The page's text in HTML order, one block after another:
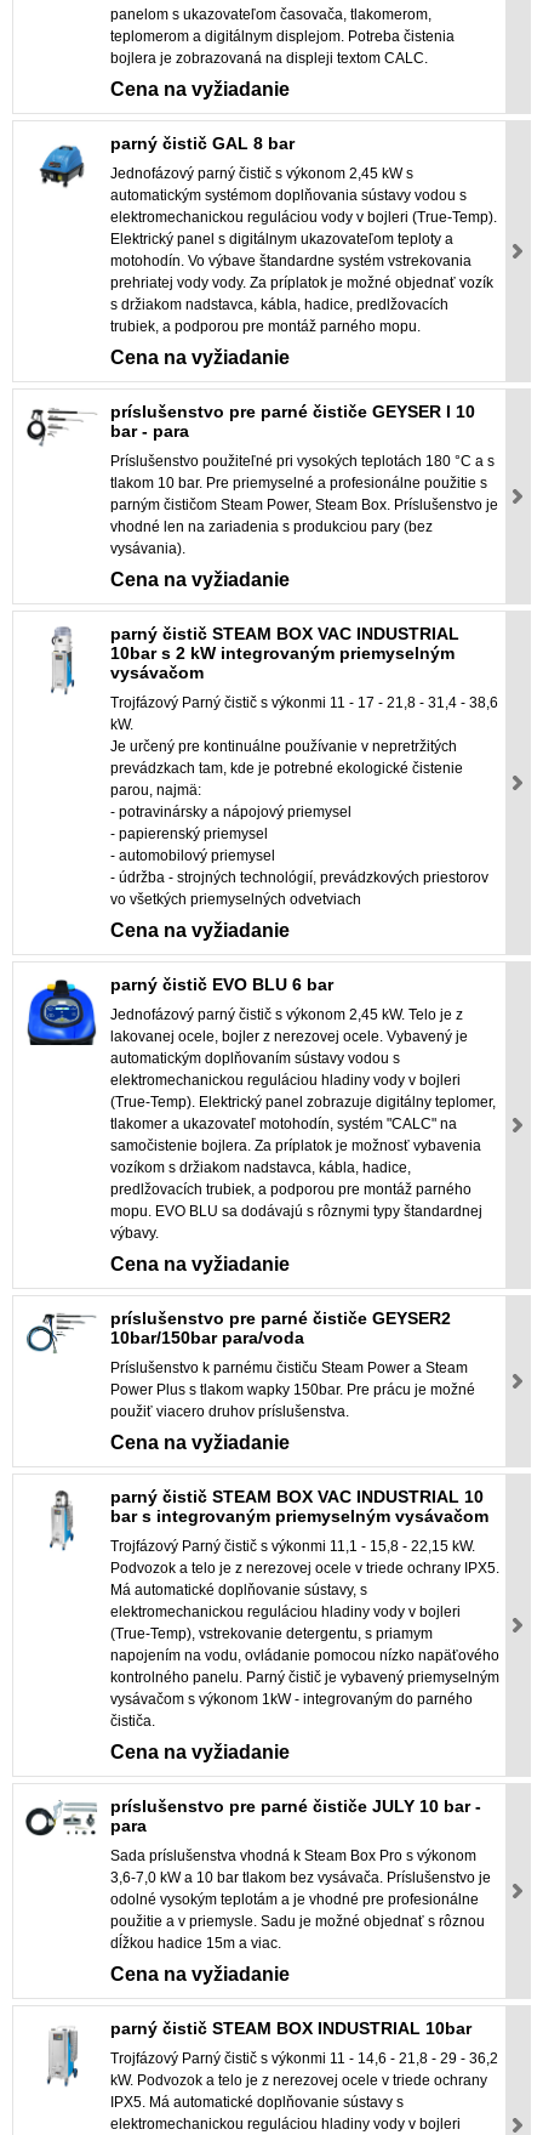
panelom s ukazovateľom časovača, tlakomerom,
teplomerom a digitálnym displejom. Potreba čistenia
bojlera je zobrazovaná na displeji textom CALC.
Cena na vyžiadanie
parný čistič GAL 8 bar
Jednofázový parný čistič s výkonom 2,45 kW s
automatickým systémom doplňovania sústavy vodou s
elektromechanickou reguláciou vody v bojleri (True-Temp).
Elektrický panel s digitálnym ukazovateľom teploty a
motohodín. Vo výbave štandardne systém vstrekovania
prehriatej vody vody. Za príplatok je možné objednať vozík
s držiakom nadstavca, kábla, hadice, predlžovacích
trubiek, a podporou pre montáž parného mopu.
Cena na vyžiadanie
príslušenstvo pre parné čističe GEYSER I 10
bar - para
Príslušenstvo použiteľné pri vysokých teplotách 180 °C a s
tlakom 10 bar. Pre priemyselné a profesionálne použitie s
parným čističom Steam Power, Steam Box. Príslušenstvo je
vhodné len na zariadenia s produkciou pary (bez
vysávania).
Cena na vyžiadanie
parný čistič STEAM BOX VAC INDUSTRIAL
10bar s 2 kW integrovaným priemyselným
vysávačom
Trojfázový Parný čistič s výkonmi 11 - 17 - 21,8 - 31,4 - 38,6
kW.
Je určený pre kontinuálne používanie v nepretržitých
prevádzkach tam, kde je potrebné ekologické čistenie
parou, najmä:
- potravinársky a nápojový priemysel
- papierenský priemysel
- automobilový priemysel
- údržba - strojných technológií, prevádzkových priestorov
vo všetkých priemyselných odvetviach
Cena na vyžiadanie
parný čistič EVO BLU 6 bar
Jednofázový parný čistič s výkonom 2,45 kW. Telo je z
lakovanej ocele, bojler z nerezovej ocele. Vybavený je
automatickým doplňovaním sústavy vodou s
elektromechanickou reguláciou hladiny vody v bojleri
(True-Temp). Elektrický panel zobrazuje digitálny teplomer,
tlakomer a ukazovateľ motohodín, systém "CALC" na
samočistenie bojlera. Za príplatok je možnosť vybavenia
vozíkom s držiakom nadstavca, kábla, hadice,
predlžovacích trubiek, a podporou pre montáž parného
mopu. EVO BLU sa dodávajú s rôznymi typy štandardnej
výbavy.
Cena na vyžiadanie
príslušenstvo pre parné čističe GEYSER2
10bar/150bar para/voda
Príslušenstvo k parnému čističu Steam Power a Steam
Power Plus s tlakom wapky 150bar. Pre prácu je možné
použiť viacero druhov príslušenstva.
Cena na vyžiadanie
parný čistič STEAM BOX VAC INDUSTRIAL 10
bar s integrovaným priemyselným vysávačom
Trojfázový Parný čistič s výkonmi 11,1 - 15,8 - 22,15 kW.
Podvozok a telo je z nerezovej ocele v triede ochrany IPX5.
Má automatické doplňovanie sústavy, s
elektromechanickou reguláciou hladiny vody v bojleri
(True-Temp), vstrekovanie detergentu, s priamym
napojením na vodu, ovládanie pomocou nízko napäťového
kontrolného panelu. Parný čistič je vybavený priemyselným
vysávačom s výkonom 1kW - integrovaným do parného
čističa.
Cena na vyžiadanie
príslušenstvo pre parné čističe JULY 10 bar -
para
Sada príslušenstva vhodná k Steam Box Pro s výkonom
3,6-7,0 kW a 10 bar tlakom bez vysávača. Príslušenstvo je
odolné vysokým teplotám a je vhodné pre profesionálne
použitie a v priemysle. Sadu je možné objednať s rôznou
dĺžkou hadice 15m a viac.
Cena na vyžiadanie
parný čistič STEAM BOX INDUSTRIAL 10bar
Trojfázový Parný čistič s výkonmi 11 - 14,6 - 21,8 - 29 - 36,2
kW. Podvozok a telo je z nerezovej ocele v triede ochrany
IPX5. Má automatické doplňovanie sústavy s
elektromechanickou reguláciou hladiny vody v bojleri